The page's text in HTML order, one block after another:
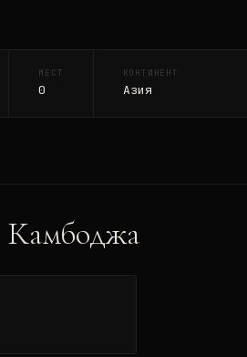
МЕСТ
0
КОНТИНЕНТ
Азия
Камбоджа